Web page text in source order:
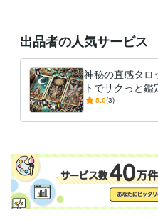
●自分を愛することで生活が激変！
毎日のジャーナリング
自分の感情に向き合う事を大切にし
少しずつ自分を好きになれるように
自分を愛せるようになると
世界が一気に輝きだすんです！
自信が生まれる、人間関係が良く
仕事も良い流れになる、愛を持っ
そんな幸せの連鎖を起こせるのが
出品者の人気サービス
神秘の直感タロ
トでサクっと
ロットで✨チャ
5.0(3)